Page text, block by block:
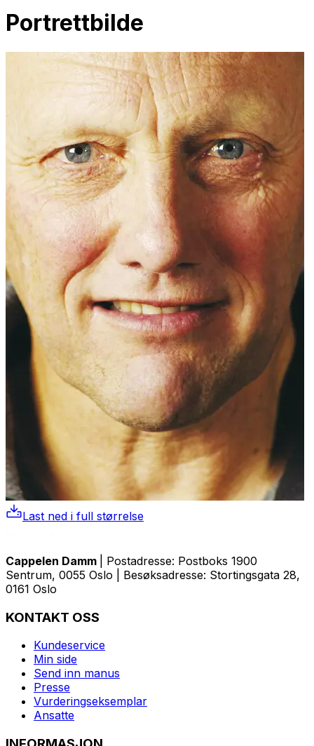
Portrettbilde
Last ned i full størrelse
Cappelen Damm
| Postadresse: Postboks 1900
Sentrum, 0055 Oslo | Besøksadresse: Stortingsgata 28,
0161 Oslo
KONTAKT OSS
Kundeservice
Min side
Send inn manus
Presse
Vurderingseksemplar
Ansatte